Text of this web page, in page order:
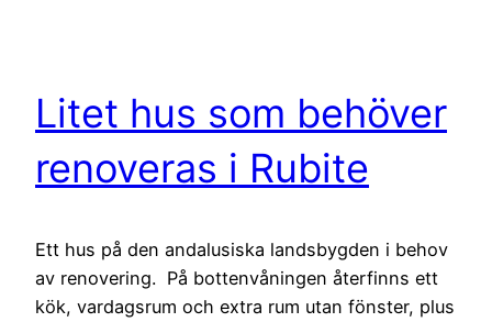
Litet hus som behöver
renoveras i Rubite
Ett hus på den andalusiska landsbygden i behov
av renovering. På bottenvåningen återfinns ett
kök, vardagsrum och extra rum utan fönster, plus